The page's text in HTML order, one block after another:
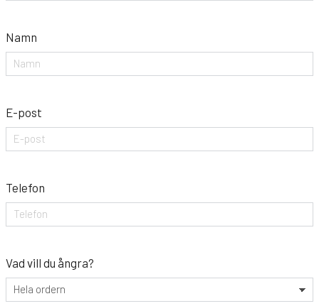
Namn
E-post
Telefon
Vad vill du ångra?